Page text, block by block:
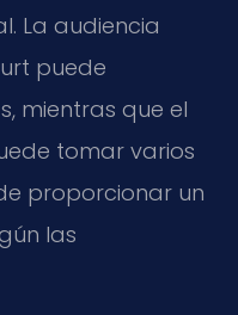
La audiencia
puede
mientras que el
tomar varios
proporcionar un
las